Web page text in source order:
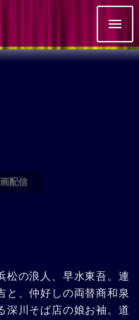
配信
松の浪人、早水東吾。連
と、仲好しの両替商和泉
深川そば店の娘お袖。道